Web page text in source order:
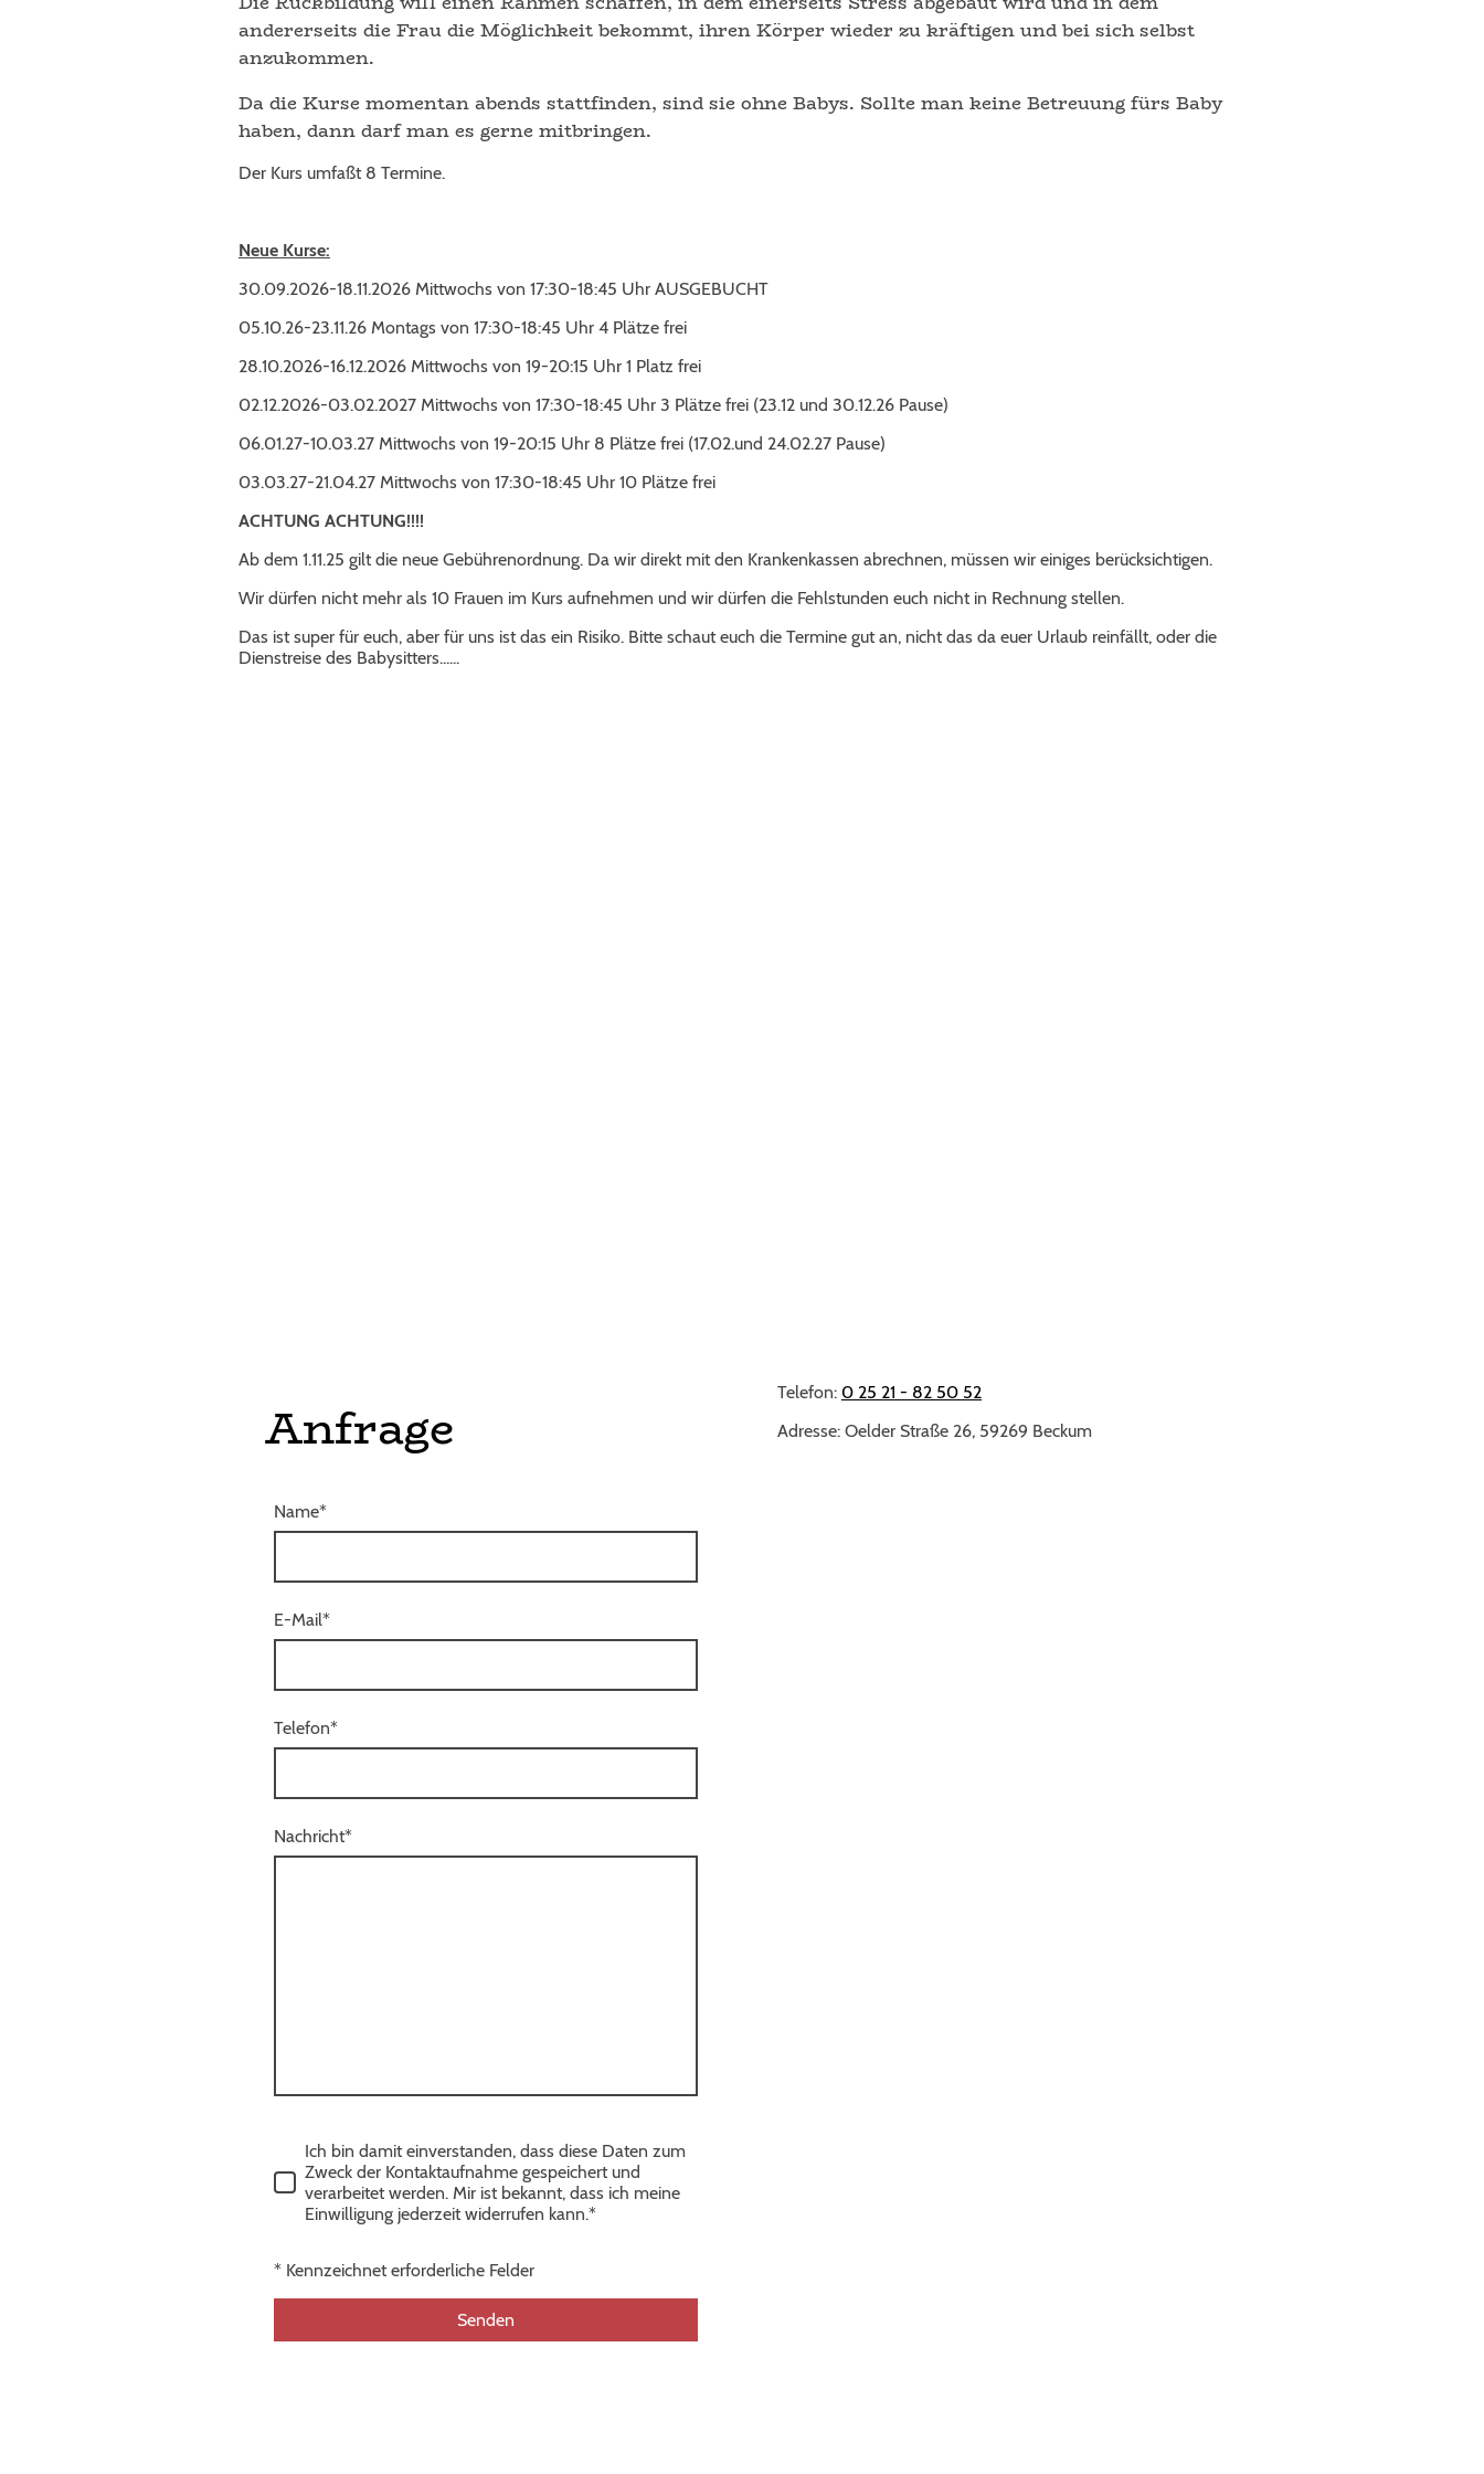
andererseits die Frau die Möglichkeit bekommt, ihren Körper wieder zu kräftigen und bei sich selbst
anzukommen.
Da die Kurse momentan abends stattfinden, sind sie ohne Babys. Sollte man keine Betreuung fürs Baby
haben, dann darf man es gerne mitbringen.
Der Kurs umfaßt 8 Termine.
Neue Kurse:
30.09.2026-18.11.2026 Mittwochs von 17:30-18:45 Uhr AUSGEBUCHT
05.10.26-23.11.26 Montags von 17:30-18:45 Uhr 4 Plätze frei
28.10.2026-16.12.2026 Mittwochs von 19-20:15 Uhr 1 Platz frei
02.12.2026-03.02.2027 Mittwochs von 17:30-18:45 Uhr 3 Plätze frei (23.12 und 30.12.26 Pause)
06.01.27-10.03.27 Mittwochs von 19-20:15 Uhr 8 Plätze frei (17.02.und 24.02.27 Pause)
03.03.27-21.04.27 Mittwochs von 17:30-18:45 Uhr 10 Plätze frei
ACHTUNG ACHTUNG!!!!
Ab dem 1.11.25 gilt die neue Gebührenordnung. Da wir direkt mit den Krankenkassen abrechnen, müssen wir einiges berücksichtigen.
Wir dürfen nicht mehr als 10 Frauen im Kurs aufnehmen und wir dürfen die Fehlstunden euch nicht in Rechnung stellen.
Das ist super für euch, aber für uns ist das ein Risiko. Bitte schaut euch die Termine gut an, nicht das da euer Urlaub reinfällt, oder die
Dienstreise des Babysitters......
Anfrage
Name*
E-Mail*
Telefon*
Nachricht*
Ich bin damit einverstanden, dass diese Daten zum
Zweck der Kontaktaufnahme gespeichert und
verarbeitet werden. Mir ist bekannt, dass ich meine
Einwilligung jederzeit widerrufen kann.*
* Kennzeichnet erforderliche Felder
Senden
Telefon: 0 25 21 - 82 50 52
Adresse: Oelder Straße 26, 59269 Beckum